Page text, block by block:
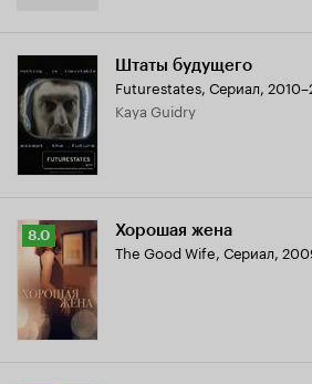
Штаты будущего
Futurestates, Сериал,
Kaya Guidry
Рейтинг
Кинопоиска
8.0
8.0 Хорошая жена
The Good Wife, Сериал,